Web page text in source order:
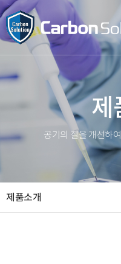
제
공기의 질을 개선하
제품소개